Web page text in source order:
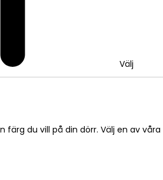
Välj
färg du vill på din dörr. Välj en av